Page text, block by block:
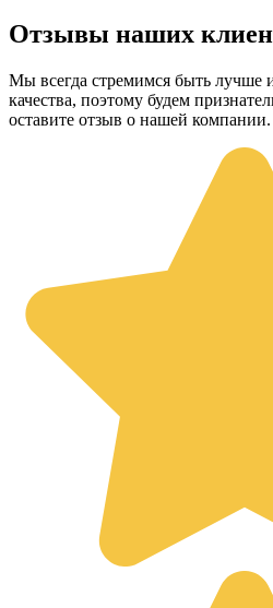
Отзывы наших
Мы всегда стремимся быть лучше
качества, поэтому будем
оставите отзыв о нашей компании.